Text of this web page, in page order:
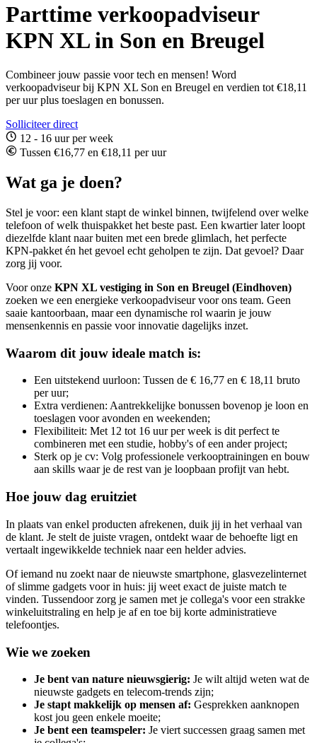
Parttime verkoopadviseur
KPN XL in Son en Breugel
Combineer jouw passie voor tech en mensen! Word
verkoopadviseur bij KPN XL Son en Breugel en verdien tot €18,11
per uur plus toeslagen en bonussen.
Solliciteer direct
12 - 16 uur per week
Tussen €16,77 en €18,11 per uur
Wat ga je doen?
Stel je voor: een klant stapt de winkel binnen, twijfelend over welke
telefoon of welk thuispakket het beste past. Een kwartier later loopt
diezelfde klant naar buiten met een brede glimlach, het perfecte
KPN-pakket én het gevoel echt geholpen te zijn. Dat gevoel? Daar
zorg jij voor.
Voor onze KPN XL vestiging in Son en Breugel (Eindhoven)
zoeken we een energieke verkoopadviseur voor ons team. Geen
saaie kantoorbaan, maar een dynamische rol waarin je jouw
mensenkennis en passie voor innovatie dagelijks inzet.
Waarom dit jouw ideale match is:
Een uitstekend uurloon: Tussen de € 16,77 en € 18,11 bruto
per uur;
Extra verdienen: Aantrekkelijke bonussen bovenop je loon en
toeslagen voor avonden en weekenden;
Flexibiliteit: Met 12 tot 16 uur per week is dit perfect te
combineren met een studie, hobby's of een ander project;
Sterk op je cv: Volg professionele verkooptrainingen en bouw
aan skills waar je de rest van je loopbaan profijt van hebt.
Hoe jouw dag eruitziet
In plaats van enkel producten afrekenen, duik jij in het verhaal van
de klant. Je stelt de juiste vragen, ontdekt waar de behoefte ligt en
vertaalt ingewikkelde techniek naar een helder advies.
Of iemand nu zoekt naar de nieuwste smartphone, glasvezelinternet
of slimme gadgets voor in huis: jij weet exact de juiste match te
vinden. Tussendoor zorg je samen met je collega's voor een strakke
winkeluitstraling en help je af en toe bij korte administratieve
telefoontjes.
Wie we zoeken
Je bent van nature nieuwsgierig: Je wilt altijd weten wat de
nieuwste gadgets en telecom-trends zijn;
Je stapt makkelijk op mensen af: Gesprekken aanknopen
kost jou geen enkele moeite;
Je bent een teamspeler: Je viert successen graag samen met